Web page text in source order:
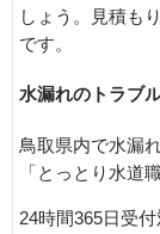
しょう。見積も
です。
水漏れのトラブ
鳥取県内で水漏
「とっとり水道
24時間365日受